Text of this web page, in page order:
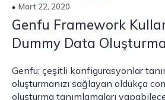
Mart 22, 2020
Genfu Framework
Dummy Data
Genfu; çeşitli konfigurasyonlar
oluşturmanızı sağlayan oldukça
oluşturma tanımlamaları